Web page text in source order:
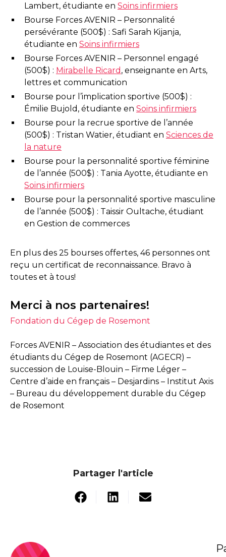
Lambert, étudiante en Soins infirmiers
Bourse Forces AVENIR – Personnalité
persévérante (500$) : Safi Sarah Kijanja,
étudiante en Soins infirmiers
Bourse Forces AVENIR – Personnel engagé
(500$) : Mirabelle Ricard , enseignante en Arts,
lettres et communication
Bourse pour l’implication sportive (500$) :
Émilie Bujold, étudiante en Soins infirmiers
Bourse pour la recrue sportive de l’année
(500$) : Tristan Watier, étudiant en Sciences de
la nature
Bourse pour la personnalité sportive féminine
de l’année (500$) : Tania Ayotte, étudiante en
Soins infirmiers
Bourse pour la personnalité sportive masculine
de l’année (500$) : Taissir Oultache, étudiant
en Gestion de commerces
En plus des 25 bourses offertes, 46 personnes ont
reçu un certificat de reconnaissance. Bravo à
toutes et à tous!
Merci à nos partenaires!
Fondation du Cégep de Rosemont
Forces AVENIR – Association des étudiantes et des
étudiants du Cégep de Rosemont (AGECR) –
succession de Louise-Blouin – Firme Léger –
Centre d’aide en français – Desjardins – Institut Axis
– Bureau du développement durable du Cégep
de Rosemont
Partager l'article